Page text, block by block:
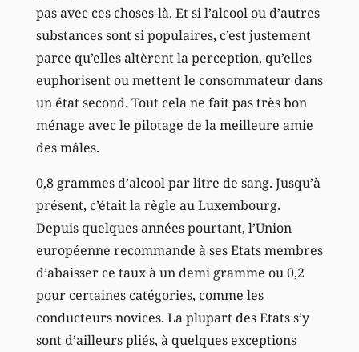
pas avec ces choses-là. Et si l’alcool ou d’autres
substances sont si populaires, c’est justement
parce qu’elles altèrent la perception, qu’elles
euphorisent ou mettent le consommateur dans
un état second. Tout cela ne fait pas très bon
ménage avec le pilotage de la meilleure amie
des mâles.
0,8 grammes d’alcool par litre de sang. Jusqu’à
présent, c’était la règle au Luxembourg.
Depuis quelques années pourtant, l’Union
européenne recommande à ses Etats membres
d’abaisser ce taux à un demi gramme ou 0,2
pour certaines catégories, comme les
conducteurs novices. La plupart des Etats s’y
sont d’ailleurs pliés, à quelques exceptions